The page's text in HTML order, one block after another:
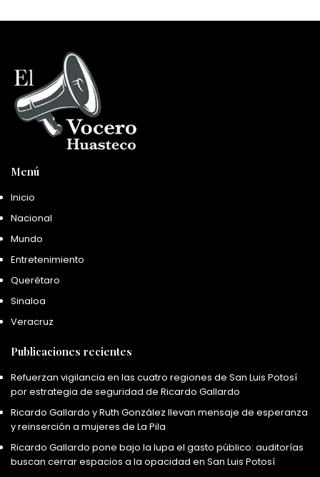
Menú
Inicio
Nacional
Mundo
Entretenimiento
Querétaro
Sinaloa
Veracruz
Publicaciones recientes
Refuerzan vigilancia en las cuatro regiones de San Luis Potosí
por estrategia de seguridad de Ricardo Gallardo
Ricardo Gallardo y Ruth González llevan mensaje de esperanza
y reinserción a mujeres de La Pila
Ricardo Gallardo pone bajo la lupa el gasto público: auditorías
buscan cerrar espacios a la opacidad en San Luis Potosí